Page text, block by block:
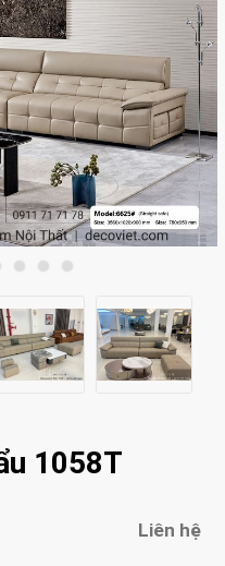
1058T
Liên hệ